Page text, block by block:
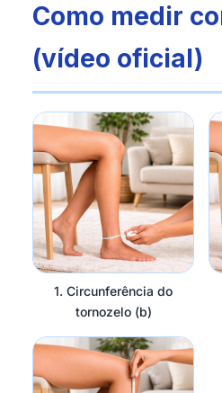
Como medir
(vídeo oficial)
1. Circunferência do
tornozelo (b)